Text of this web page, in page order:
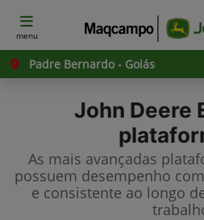
menu
Padre Bernardo - Goiás
John Deere
As mais avançadas
possuem desempenho
e consistente ao longo